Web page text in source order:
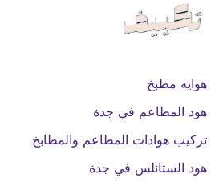
هوايه مطبخ
هود المطاعم في جدة
تركيب هوادات المطاعم والمطابخ
هود الستانلس في جدة